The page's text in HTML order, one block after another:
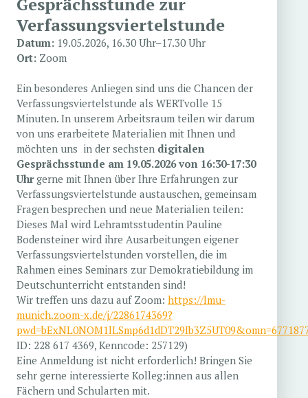
Verfassungsviertelstunde
Datum: 19.05.2026, 16.30 Uhr–17.30 Uhr
Ort: Zoom
Ein besonderes Anliegen sind uns die Chancen der
Verfassungsviertelstunde als WERTvolle 15
Minuten. In unserem Arbeitsraum teilen wir darum
von uns erarbeitete Materialien mit Ihnen und
möchten uns in der sechsten digitalen
Gesprächsstunde am 19.05.2026 von 16:30-17:30
Uhrgerne mit Ihnen über Ihre Erfahrungen zur
Verfassungsviertelstunde austauschen, gemeinsam
Fragen besprechen und neue Materialien teilen:
Dieses Mal wird Lehramtsstudentin Pauline
Bodensteiner wird ihre Ausarbeitungen eigener
Verfassungsviertelstunden vorstellen, die im
Rahmen eines Seminars zur Demokratiebildung im
Deutschunterricht entstanden sind!
Wir treffen uns dazu auf Zoom: https://lmu-
munich.zoom-x.de/j/2286174369?
ID: 228 617 4369, Kenncode: 257129)
Eine Anmeldung ist nicht erforderlich! Bringen Sie
sehr gerne interessierte Kolleg:innen aus allen
Fächern und Schularten mit.